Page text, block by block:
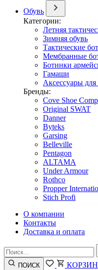
Обувь
Категории:
Летняя
Зимняя обувь
Тактические
Мембранные
Ботинки
Гамаши
Аксессуары для
Бренды:
Cove Shoe
Original SWAT
Danner
Byteks
Garsing
Belleville
Pentagon
ALTAMA
Under Armour
Rothco
Propper
Stich Profi
О компании
Контакты
Доставка и оплата
ПОИСК